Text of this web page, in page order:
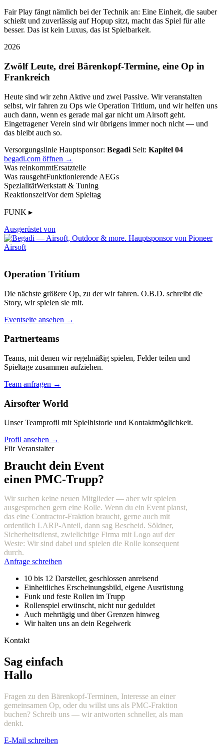
Fair Play fängt nämlich bei der Technik an: Eine Einheit, die sauber
schießt und zuverlässig auf Hopup sitzt, macht das Spiel für alle
besser. Das ist kein Luxus, das ist Spielbarkeit.
2026
Zwölf Leute, drei Bärenkopf-Termine, eine Op in
Frankreich
Heute sind wir zehn Aktive und zwei Passive. Wir veranstalten
selbst, wir fahren zu Ops wie Operation Tritium, und wir helfen uns
auch dann, wenn es gerade mal gar nicht um Airsoft geht.
Eingetragener Verein sind wir übrigens immer noch nicht — und
das bleibt auch so.
Versorgungslinie Hauptsponsor: Begadi Seit: Kapitel 04
begadi.com öffnen →
Was reinkommtErsatzteile
Was rausgehtFunktionierende AEGs
SpezialitätWerkstatt & Tuning
ReaktionszeitVor dem Spieltag
FUNK ▸
Ausgerüstet von
Operation Tritium
Die nächste größere Op, zu der wir fahren. O.B.D. schreibt die
Story, wir spielen sie mit.
Eventseite ansehen →
Partnerteams
Teams, mit denen wir regelmäßig spielen, Felder teilen und
Spieltage zusammen aufziehen.
Team anfragen →
Airsofter World
Unser Teamprofil mit Spielhistorie und Kontaktmöglichkeit.
Profil ansehen →
Für Veranstalter
Braucht dein Event
einen PMC-Trupp?
Wir suchen keine neuen Mitglieder — aber wir spielen
ausgesprochen gern eine Rolle. Wenn du ein Event planst,
das eine Contractor-Fraktion braucht, gerne auch mit
ordentlich LARP-Anteil, dann sag Bescheid. Söldner,
Sicherheitsdienst, zwielichtige Firma mit Logo auf der
Weste: Wir sind dabei und spielen die Rolle konsequent
durch.
Anfrage schreiben
10 bis 12 Darsteller, geschlossen anreisend
Einheitliches Erscheinungsbild, eigene Ausrüstung
Funk und feste Rollen im Trupp
Rollenspiel erwünscht, nicht nur geduldet
Auch mehrtägig und über Grenzen hinweg
Wir halten uns an dein Regelwerk
Kontakt
Sag einfach
Hallo
Fragen zu den Bärenkopf-Terminen, Interesse an einer
gemeinsamen Op, oder du willst uns als PMC-Fraktion
buchen? Schreib uns — wir antworten schneller, als man
denkt.
E-Mail schreiben